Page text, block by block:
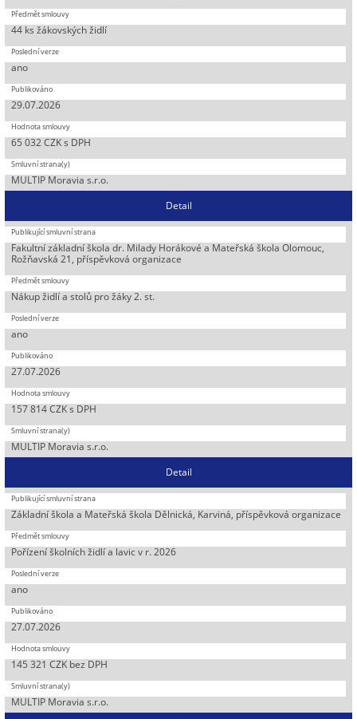
44 ks žákovských židlí
ano
29.07.2026
65 032 CZK s DPH
MULTIP Moravia s.r.o.
Detail
Fakultní základní škola dr. Milady Horákové a Mateřská škola Olomouc,
Rožňavská 21, příspěvková organizace
Nákup židlí a stolů pro žáky 2. st.
ano
27.07.2026
157 814 CZK s DPH
MULTIP Moravia s.r.o.
Detail
Základní škola a Mateřská škola Dělnická, Karviná, příspěvková organizace
Pořízení školních židlí a lavic v r. 2026
ano
27.07.2026
145 321 CZK bez DPH
MULTIP Moravia s.r.o.